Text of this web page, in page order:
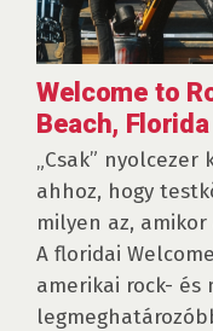
Welcome to
Beach, Florida
„Csak”
ahhoz, hogy
milyen az,
A floridai
amerikai rock- és